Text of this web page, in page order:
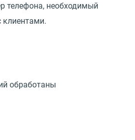
телефона, необходимый
клиентами.
обработаны